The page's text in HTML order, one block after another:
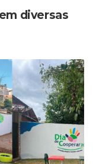
diversas